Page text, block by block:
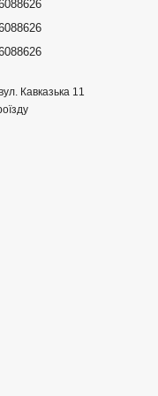
Кавказька 11